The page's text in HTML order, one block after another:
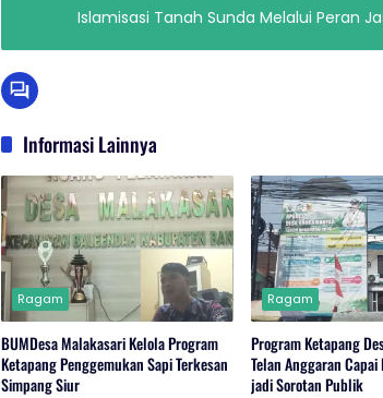
Islamisasi Tanah Sunda Melalui Peran
Informasi Lainnya
Ragam
BUMDesa Malakasari Kelola Program
Ketapang Penggemukan Sapi Terkesan
Simpang Siur
Ragam
Program Ketapang
Telan Anggaran
jadi Sorotan Publik